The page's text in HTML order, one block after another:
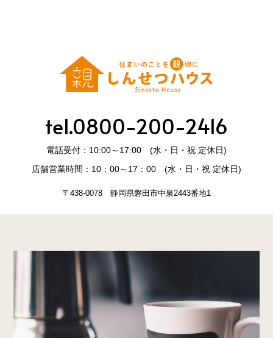
tel.0800-200-2416
電話受付：10:00～17:00 (水・日・祝 定休日)
店舗営業時間：10：00～17：00 (水・日・祝 定休日)
〒438-0078 静岡県磐田市中泉2443番地1